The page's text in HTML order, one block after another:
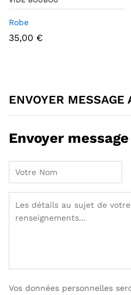
Robe
35,00 €
ENVOYER MESSAGE
Envoyer
Vos données personnelles